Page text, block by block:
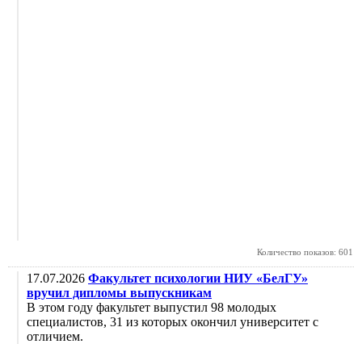
Количество показов: 601
17.07.2026 Факультет психологии НИУ «БелГУ»
вручил дипломы выпускникам
В этом году факультет выпустил 98 молодых
специалистов, 31 из которых окончил университет с
отличием.